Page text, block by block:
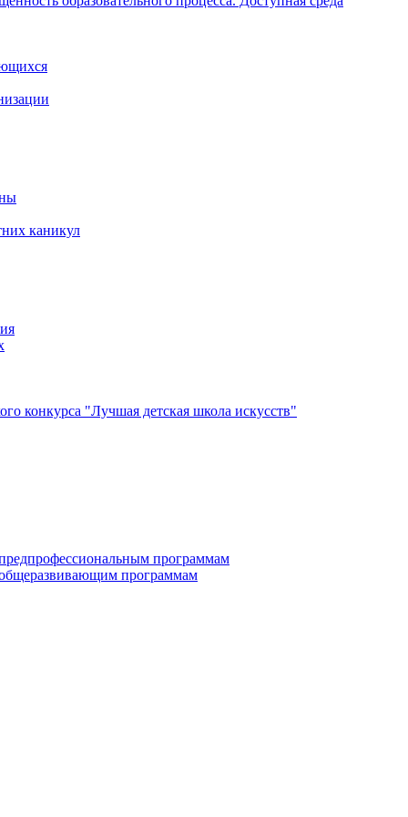
каникул
конкурса "Лучшая детская школа искусств"
дополнительным предпрофессиональным программам
по дополнительным общеразвивающим программам